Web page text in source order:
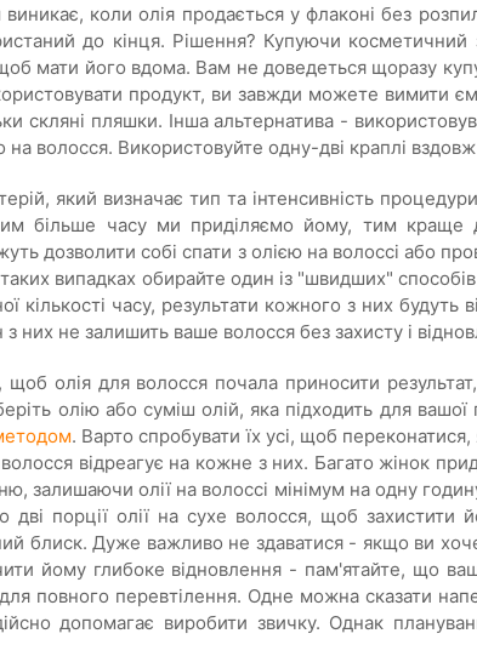
коли олія продається у флаконі без
до кінця. Рішення? Купуючи косметичний
мати його вдома. Вам не доведеться щоразу
продукт, ви завжди можете вимити
скляні пляшки. Інша альтернатива -
на волосся. Використовуйте одну-дві краплі
який визначає тип та інтенсивність
більше часу ми приділяємо йому, тим краще
дозволити собі спати з олією на волоссі або
випадках обирайте один із "швидших"
кількості часу, результати кожного з них будуть
них не залишить ваше волосся без захисту і
олія для волосся почала приносити
олію або суміш олій, яка підходить для вашої
. Варто спробувати їх усі, щоб
відреагує на кожне з них. Багато жінок
залишаючи олії на волоссі мінімум на одну годину
дві порції олії на сухе волосся, щоб захистити
блиск. Дуже важливо не здаватися - якщо ви
йому глибоке відновлення - пам'ятайте, що
повного перевтілення. Одне можна сказати
допомагає виробити звичку. Однак